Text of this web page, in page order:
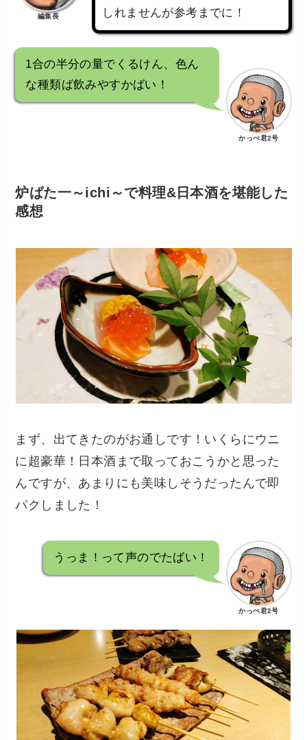
編集長
しれませんが参考までに！
1合の半分の量でくるけん、色ん
な種類ば飲みやすかばい！
かっぺ君2号
炉ばた一～ichi～で料理&日本酒を堪能した
感想
まず、出てきたのがお通しです！いくらにウニ
に超豪華！日本酒まで取っておこうかと思った
んですが、あまりにも美味しそうだったんで即
パクしました！
うっま！って声のでたばい！
かっぺ君2号